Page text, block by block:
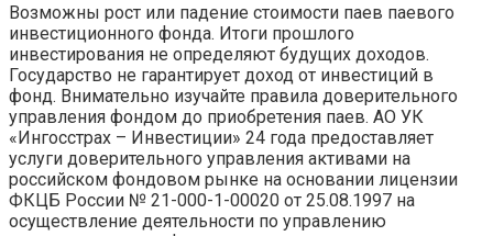
Возможны рост или падение стоимости паев паевого
инвестиционного фонда. Итоги прошлого
инвестирования не определяют будущих доходов.
Государство не гарантирует доход от инвестиций в
фонд. Внимательно изучайте правила доверительного
управления фондом до приобретения паев. АО УК
«Ингосстрах – Инвестиции» 24 года предоставляет
услуги доверительного управления активами на
российском фондовом рынке на основании лицензии
ФКЦБ России № 21-000-1-00020 от 25.08.1997 на
осуществление деятельности по управлению